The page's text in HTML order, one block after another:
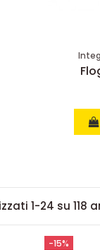
1-24 su 118
-15%